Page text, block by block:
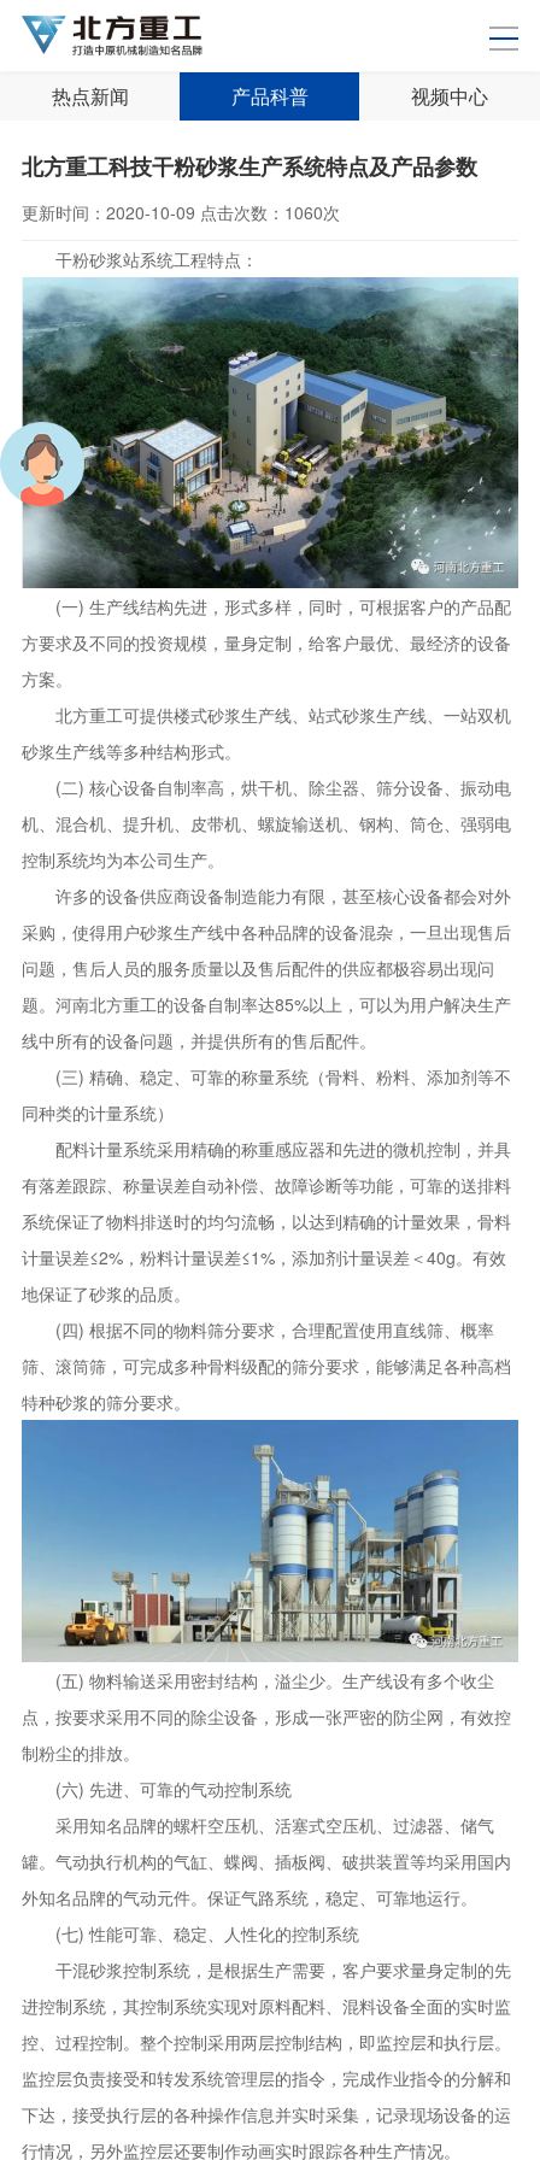
热点新闻 产品科普 视频中心
北方重工科技干粉砂浆生产系统特点及产品参数
更新时间： 2020-10-09 点击次数： 1060次
干粉砂浆站系统工程特点：
(一) 生产线结构先进，形式多样，同时，可根据客户的产品配
方要求及不同的投资规模，量身定制，给客户最优、最经济的设备
方案。
北方重工可提供楼式砂浆生产线、站式砂浆生产线、一站双机
砂浆生产线等多种结构形式。
(二) 核心设备自制率高，烘干机、除尘器、筛分设备、振动电
机、混合机、提升机、皮带机、螺旋输送机、钢构、筒仓、强弱电
控制系统均为本公司生产。
许多的设备供应商设备制造能力有限，甚至核心设备都会对外
采购，使得用户砂浆生产线中各种品牌的设备混杂，一旦出现售后
问题，售后人员的服务质量以及售后配件的供应都极容易出现问
题。河南北方重工的设备自制率达85%以上，可以为用户解决生产
线中所有的设备问题，并提供所有的售后配件。
(三) 精确、稳定、可靠的称量系统（骨料、粉料、添加剂等不
同种类的计量系统）
配料计量系统采用精确的称重感应器和先进的微机控制，并具
有落差跟踪、称量误差自动补偿、故障诊断等功能，可靠的送排料
系统保证了物料排送时的均匀流畅，以达到精确的计量效果，骨料
计量误差≤2%，粉料计量误差≤1%，添加剂计量误差＜40g。有效
地保证了砂浆的品质。
(四) 根据不同的物料筛分要求，合理配置使用直线筛、概率
筛、滚筒筛，可完成多种骨料级配的筛分要求，能够满足各种高档
特种砂浆的筛分要求。
(五) 物料输送采用密封结构，溢尘少。生产线设有多个收尘
点，按要求采用不同的除尘设备，形成一张严密的防尘网，有效控
制粉尘的排放。
(六) 先进、可靠的气动控制系统
采用知名品牌的螺杆空压机、活塞式空压机、过滤器、储气
罐。气动执行机构的气缸、蝶阀、插板阀、破拱装置等均采用国内
外知名品牌的气动元件。保证气路系统，稳定、可靠地运行。
(七) 性能可靠、稳定、人性化的控制系统
干混砂浆控制系统，是根据生产需要，客户要求量身定制的先
进控制系统，其控制系统实现对原料配料、混料设备全面的实时监
控、过程控制。整个控制采用两层控制结构，即监控层和执行层。
监控层负责接受和转发系统管理层的指令，完成作业指令的分解和
下达，接受执行层的各种操作信息并实时采集，记录现场设备的运
行情况，另外监控层还要制作动画实时跟踪各种生产情况。